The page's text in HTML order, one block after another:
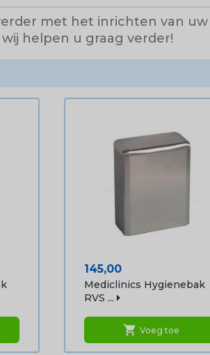
met het inrichten van
wij helpen u graag verder!
Prijs
145,00
Mediclinics Hygienebak
RVS ...
shopping_cart Voeg toe